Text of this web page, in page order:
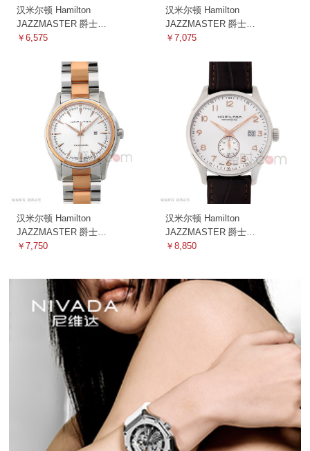
汉米尔顿 Hamilton
JAZZMASTER 爵士
H32505731 机械
￥6,575
汉米尔顿 Hamilton
JAZZMASTER 爵士
H42535640 机械
￥7,075
汉米尔顿 Hamilton
JAZZMASTER 爵士
H32305191 机械
￥7,750
汉米尔顿 Hamilton
JAZZMASTER 爵士
H42515555 机械
￥8,850